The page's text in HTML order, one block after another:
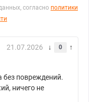
согласно политики
21.07.2026 0
без повреждений.
ничего не